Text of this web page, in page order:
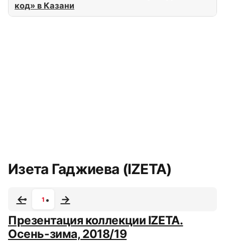
код» в Казани
Изета Гаджиева (IZETA)
1
Презентация коллекции IZETA.
Осень-зима, 2018/19